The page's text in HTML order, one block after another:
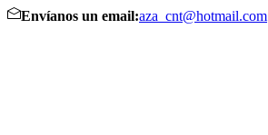
Envíanos un email:aza_cnt@hotmail.com